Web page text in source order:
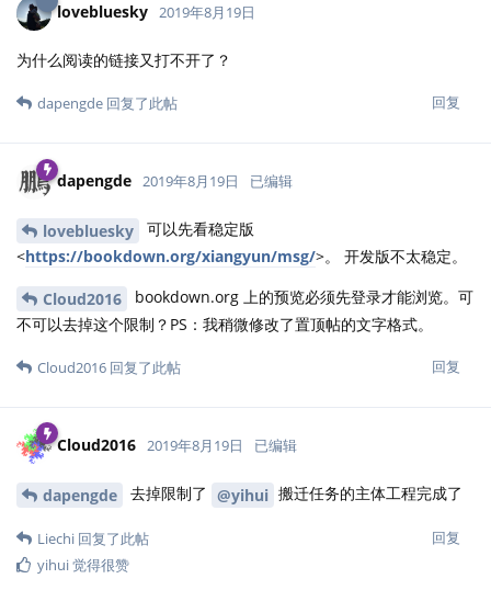
lovebluesky 2019年8月19日
为什么阅读的链接又打不开了？
回复
dapengde 回复了此帖
dapengde 2019年8月19日 已编辑
lovebluesky
可以先看稳定版
<https://bookdown.org/xiangyun/msg/>。 开发版不太稳定。
Cloud2016
bookdown.org 上的预览必须先登录才能浏览。可
不可以去掉这个限制？PS：我稍微修改了置顶帖的文字格式。
回复
Cloud2016 回复了此帖
Cloud2016 2019年8月19日 已编辑
dapengde 去掉限制了 @yihui 搬迁任务的主体工程完成了
回复
Liechi 回复了此帖
yihui觉得很赞